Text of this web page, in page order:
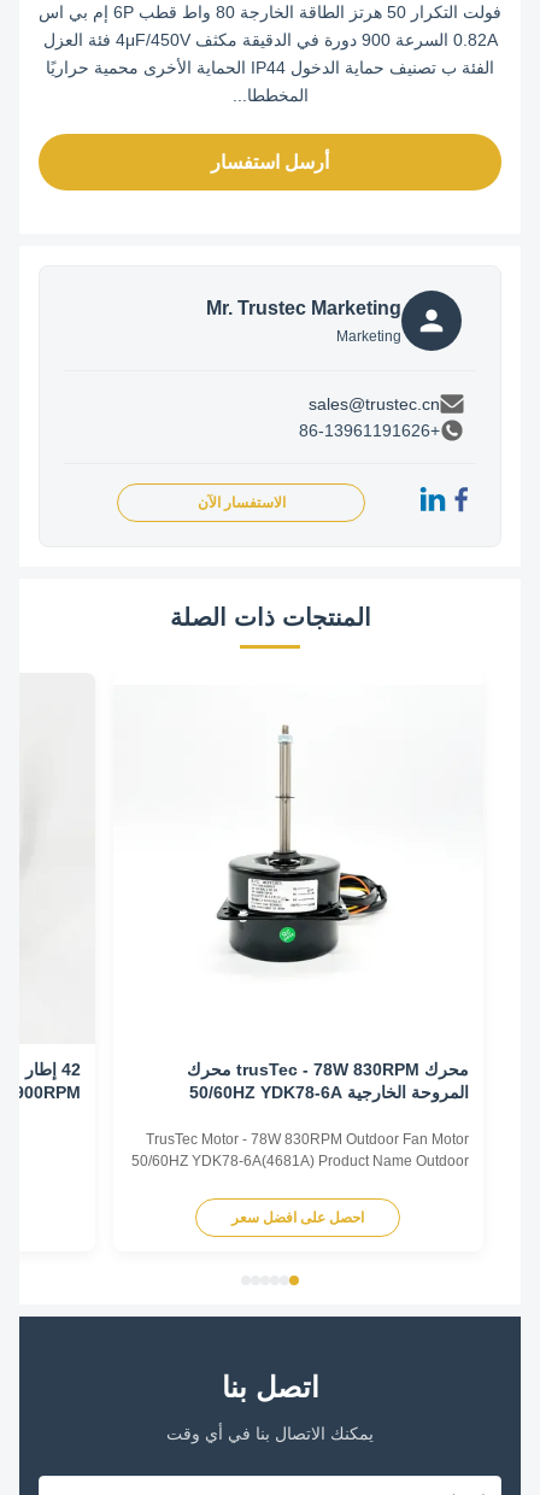
فولت التكرار 50 هرتز الطاقة الخارجة 80 واط قطب 6P إم بي اس
0.82A السرعة 900 دورة في الدقيقة مكثف 4μF/450V فئة العزل
الفئة ب تصنيف حماية الدخول IP44 الحماية الأخرى محمية حراريًا
المخططا...
أرسل استفسار
Mr. Trustec Marketing
Marketing
sales@trustec.cn
الاستفسار الآن
المنتجات ذات الصلة
محرك trusTec - 78W 830RPM محرك
المروحة الخارجية 50/60HZ YDK78-6A
TrusTec Motor - 78W 830RPM Outdoor Fan Motor
50/60HZ YDK78-6A(4681A) Product Name Outdoor
Output Power 78W Pole 6P AMPS 0.83A Speed
900RPM Capacitor 6μF/370V Insulation Class
احصل على افضل سعر
900RPM
اتصل بنا
يمكنك الاتصال بنا في أي وقت